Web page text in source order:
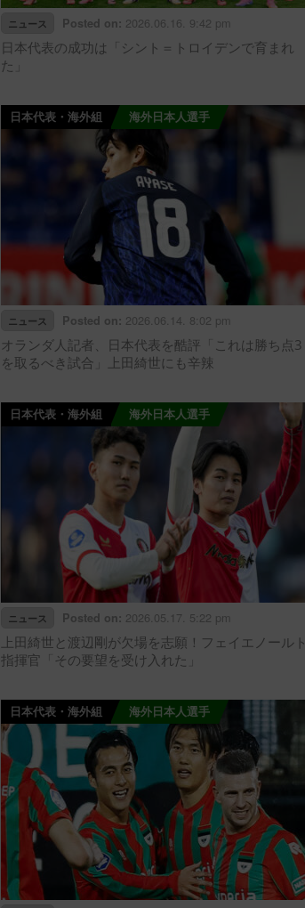
ニュース Posted on: 2026.06.16. 9:42 pm
日本代表の成功は「シント＝トロイデンで育まれ
た」
日本代表・海外組 海外日本人選手
ニュース Posted on: 2026.06.14. 8:02 pm
オランダ人記者、日本代表を酷評「これは勝ち点3
を取るべき試合」上田綺世にも辛辣
日本代表・海外組 海外日本人選手
ニュース Posted on: 2026.05.17. 5:22 pm
上田綺世と渡辺剛が欠場を志願！フェイエノールト
指揮官「その要望を受け入れた」
日本代表・海外組 海外日本人選手